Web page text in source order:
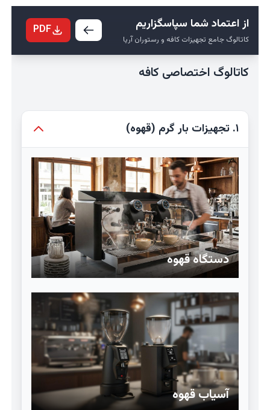
از اعتماد شما سپاسگزاریم
کاتالوگ جامع تجهیزات کافه و رستوران آریا
PDF
کاتالوگ اختصاصی کافه
۱. تجهیزات بار گرم (قهوه)
دستگاه قهوه
آسیاب قهوه